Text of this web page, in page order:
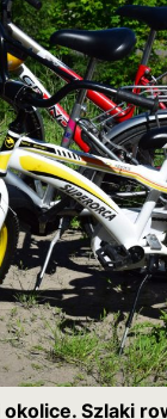
okolice. Szlaki